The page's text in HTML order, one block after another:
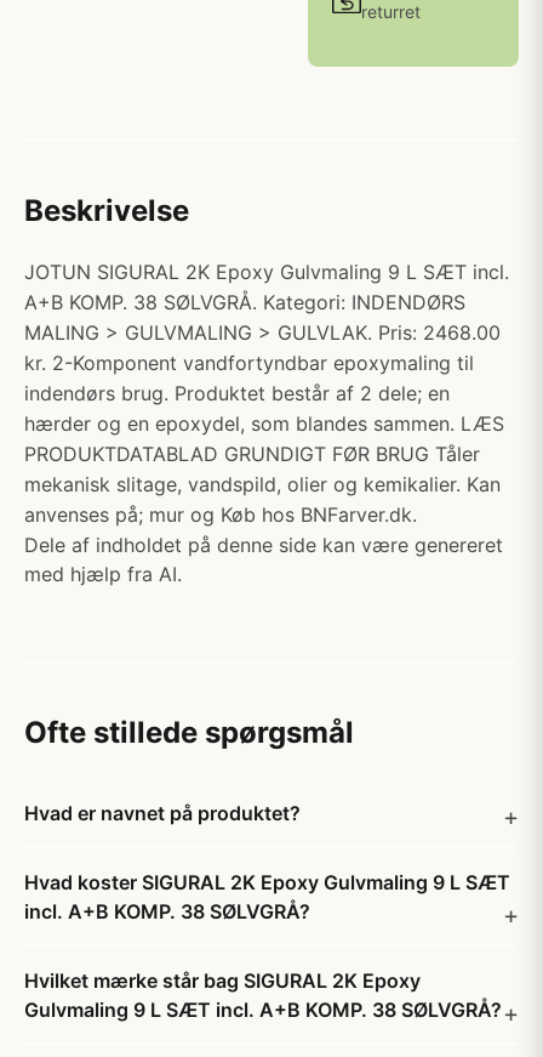
returret
Beskrivelse
JOTUN SIGURAL 2K Epoxy Gulvmaling 9 L SÆT incl.
A+B KOMP. 38 SØLVGRÅ. Kategori: INDENDØRS
MALING > GULVMALING > GULVLAK. Pris: 2468.00
kr. 2-Komponent vandfortyndbar epoxymaling til
indendørs brug. Produktet består af 2 dele; en
hærder og en epoxydel, som blandes sammen. LÆS
PRODUKTDATABLAD GRUNDIGT FØR BRUG Tåler
mekanisk slitage, vandspild, olier og kemikalier. Kan
anvenses på; mur og Køb hos BNFarver.dk.
Dele af indholdet på denne side kan være genereret
med hjælp fra AI.
Ofte stillede spørgsmål
Hvad er navnet på produktet?
Hvad koster SIGURAL 2K Epoxy Gulvmaling 9 L SÆT
incl. A+B KOMP. 38 SØLVGRÅ?
Hvilket mærke står bag SIGURAL 2K Epoxy
Gulvmaling 9 L SÆT incl. A+B KOMP. 38 SØLVGRÅ?